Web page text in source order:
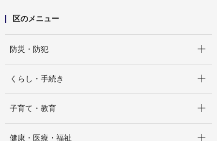
区のメニュー
防災・防犯
くらし・手続き
子育て・教育
健康・医療・福祉